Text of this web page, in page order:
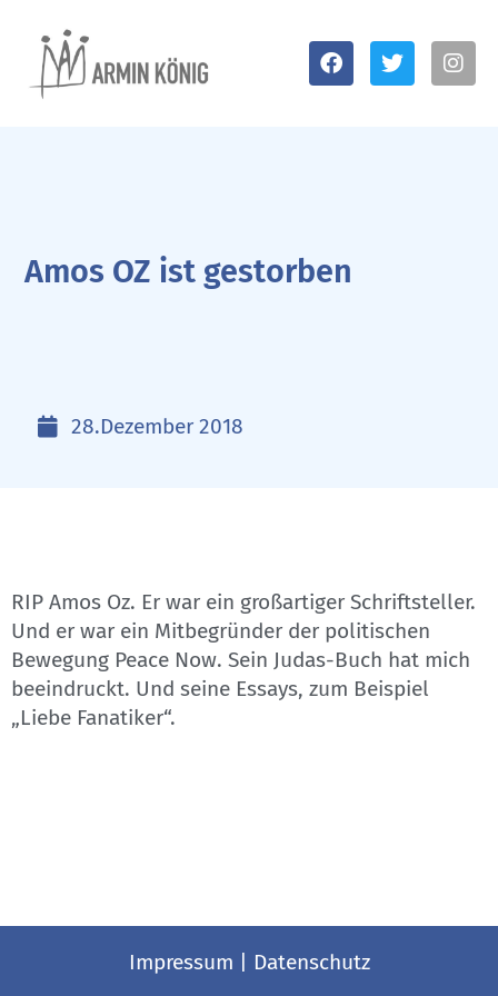
Amos OZ ist gestorben
28.Dezember 2018
RIP Amos Oz. Er war ein großartiger Schriftsteller.
Und er war ein Mitbegründer der politischen
Bewegung Peace Now. Sein Judas-Buch hat mich
beeindruckt. Und seine Essays, zum Beispiel
„Liebe Fanatiker“.
Impressum Datenschutz